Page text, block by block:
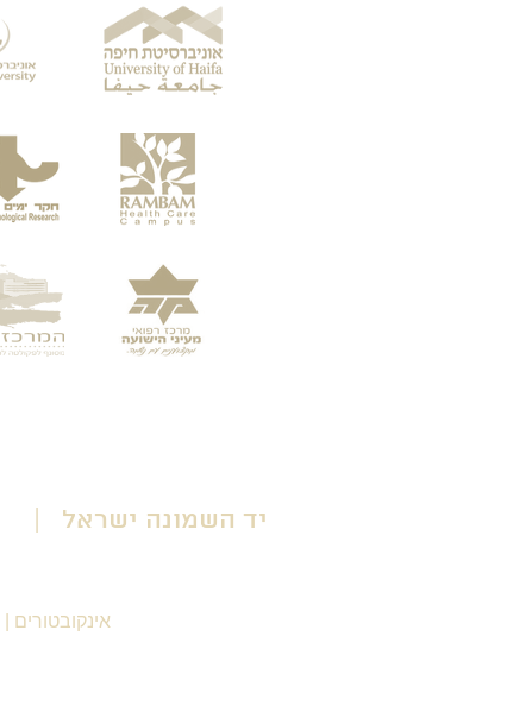
יד השמונה ישראל | Yad HaShmona Israel
אינקובטורים